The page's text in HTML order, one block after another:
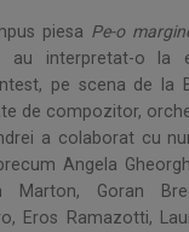
piesa Pe-o
au interpretat-o la
pe scena de la
de compozitor,
a colaborat cu
Angela
Marton, Goran
Eros Ramazotti,